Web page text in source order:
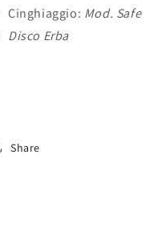
Cinghiaggio: Mod. Safe
Disco Erba
Share